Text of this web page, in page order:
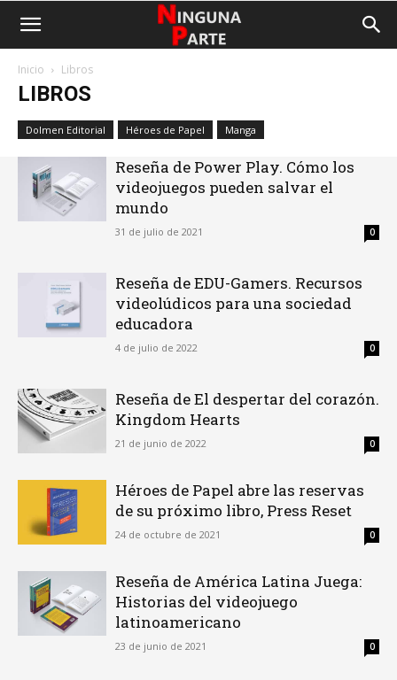
Inicio Libros
LIBROS
Dolmen Editorial Héroes de Papel Manga
Reseña de Power Play. Cómo los
videojuegos pueden salvar el
mundo
31 de julio de 2021 0
Reseña de EDU-Gamers. Recursos
videolúdicos para una sociedad
educadora
4 de julio de 2022 0
Reseña de El despertar del corazón.
Kingdom Hearts
21 de junio de 2022 0
Héroes de Papel abre las reservas
de su próximo libro, Press Reset
24 de octubre de 2021 0
Reseña de América Latina Juega:
Historias del videojuego
latinoamericano
23 de junio de 2021 0